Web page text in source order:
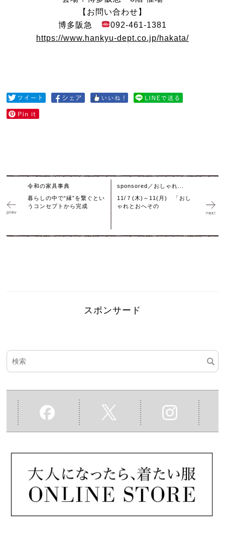
【お問い合わせ】
博多阪急
092-461-1381
https://www.hankyu-dept.co.jp/hakata/
令和の家具事典
暮らしの中で“縁”を繋ぐとい
うコンセプトから完成
sponsored／おしゃれ...
11/７(木)～11(月) 「おし
ゃれとおへその
スポンサード